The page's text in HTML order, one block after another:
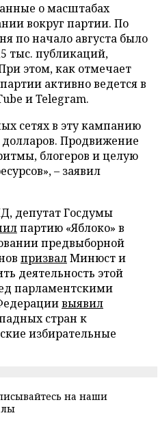
о масштабах
вокруг партии. По
по начало августа было
тыс. публикаций,
этом, как отмечает
активно ведется в
и Telegram.
сетях в эту кампанию
Продвижение
блогеров и целую
– заявил
депутат Госдумы
партию «Яблоко» в
предвыборной
призвалМинюст и
деятельность этой
парламентскими
выявил
стран к
избирательные
на наши